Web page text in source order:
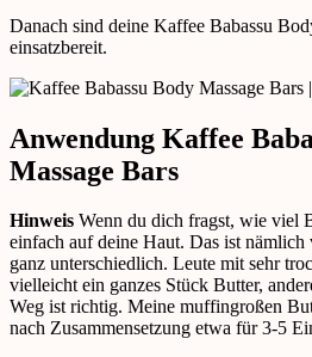
Danach sind deine Kaffee Babassu
einsatzbereit.
Anwendung Kaffee
Massage Bars
Hinweis Wenn du dich fragst, wie viel
einfach auf deine Haut. Das ist
ganz unterschiedlich. Leute mit sehr
vielleicht ein ganzes Stück Butter,
Weg ist richtig. Meine muffingroßen
nach Zusammensetzung etwa für 3-5